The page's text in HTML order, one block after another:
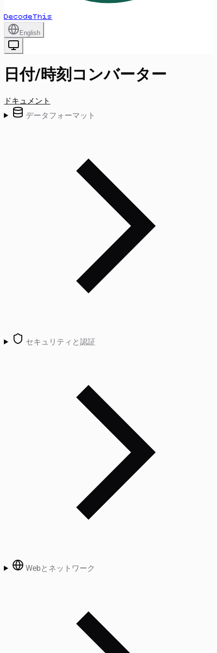
DecodeThis
English
日付/時刻コンバーター
ドキュメント
データフォーマット
セキュリティと認証
Webとネットワーク